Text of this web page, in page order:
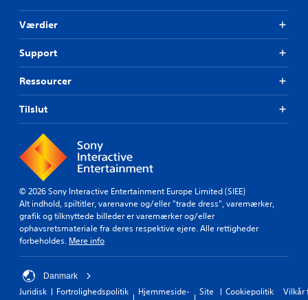
Værdier
Support
Ressourcer
Tilslut
© 2026 Sony Interactive Entertainment Europe Limited (SIEE)
Alt indhold, spiltitler, varenavne og/eller "trade dress", varemærker,
grafik og tilknyttede billeder er varemærker og/eller
ophavsretsmateriale fra deres respektive ejere. Alle rettigheder
forbeholdes. Mere info
Danmark
Juridisk
Fortrolighedspolitik
Hjemmeside-
Site
Cookiepolitik
Vilkår